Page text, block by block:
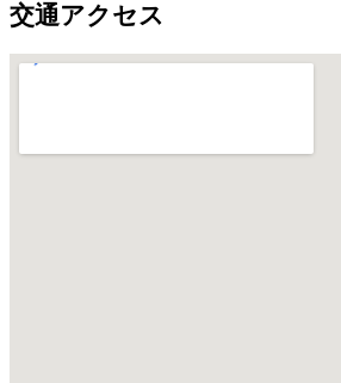
交通アクセス